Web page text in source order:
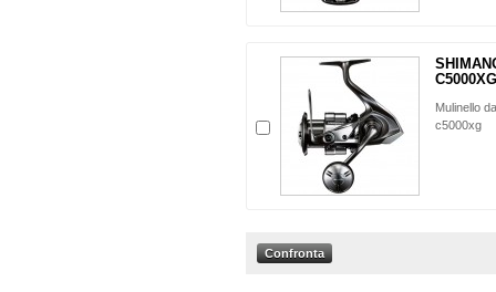
C5000XG
Mulinello
c5000xg